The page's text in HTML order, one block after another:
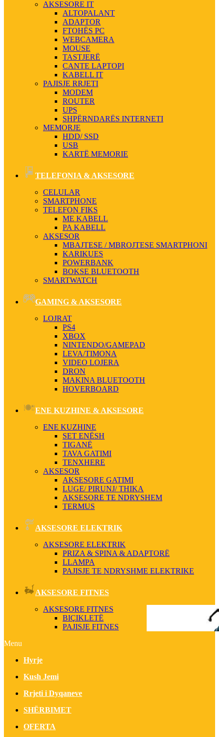
AKSESORE IT
ALTOPALANT
ADAPTOR
FTOHËS PC
WEBCAMERA
MOUSE
TASTJERË
CANTE LAPTOPI
KABELL IT
PAJISJE RRJETI
MODEM
ROUTER
UPS
SHPËRNDARËS INTERNETI
MEMORJE
HDD/ SSD
USB
KARTË MEMORIE
TELEFONIA & AKSESORE
CELULAR
SMARTPHONE
TELEFON FIKS
ME KABELL
PA KABELL
AKSESOR
MBAJTESE / MBROJTESE SMARTPHONI
KARIKUES
POWERBANK
BOKSE BLUETOOTH
SMARTWATCH
GAMING & AKSESORE
LOJRAT
PS4
XBOX
NINTENDO/GAMEPAD
LEVA/TIMONA
VIDEO LOJERA
DRON
MAKINA BLUETOOTH
HOVERBOARD
ENE KUZHINE & AKSESORE
ENE KUZHINE
SET ENËSH
TIGANË
TAVA GATIMI
TENXHERE
AKSESOR
AKSESORE GATIMI
LUGE/ PIRUNJ/ THIKA
AKSESORE TE NDRYSHEM
TERMUS
AKSESORE ELEKTRIK
AKSESORE ELEKTRIK
PRIZA & SPINA & ADAPTORË
LLAMPA
PAJISJE TE NDRYSHME ELEKTRIKE
AKSESORE FITNES
AKSESORE FITNES
BIÇIKLETË
PAJISJE FITNES
Menu
Hyrje
Kush Jemi
Rrjeti i Dyqaneve
SHËRBIMET
OFERTA